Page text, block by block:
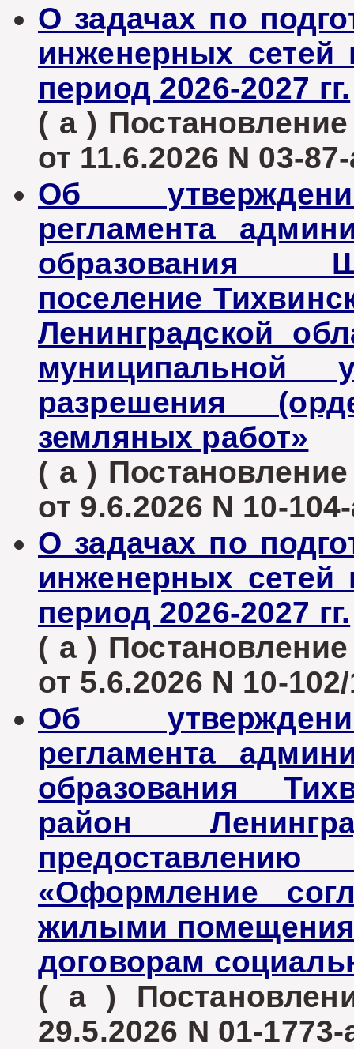
О задачах по
инженерных сетей
период 2026-2027 гг.
( а )
от 11.6.2026 N 03-
Об
регламента
образования
поселение
Ленинградской
муниципальной
разрешения
земляных работ»
( а )
от 9.6.2026 N 10-
О задачах по
инженерных сетей
период 2026-2027 гг.
( а )
от 5.6.2026 N 10-
Об
регламента
образования
район
предоставлению
«Оформление
жилыми
договорам
( а )
29.5.2026 N 01-1773-